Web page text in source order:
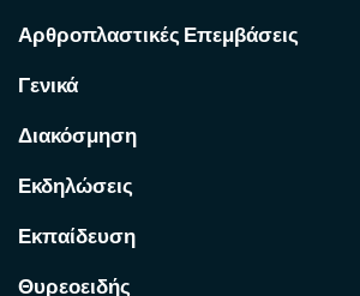
Αρθροπλαστικές Επεμβάσεις
Γενικά
Διακόσμηση
Εκδηλώσεις
Εκπαίδευση
Θυρεοειδής